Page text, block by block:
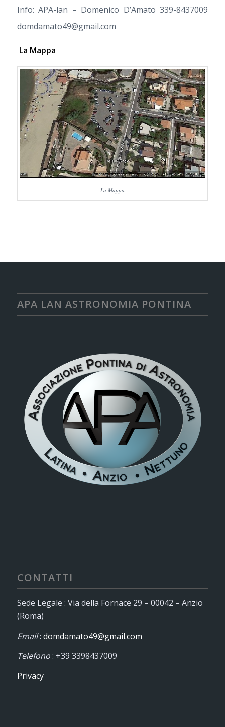
Info: APA-lan – Domenico D’Amato 339-8437009
domdamato49@gmail.com
La Mappa
La Mappa
APA LAN ASTRONOMIA PONTINA
CONTATTI
Sede Legale : Via della Fornace 29 – 00042 – Anzio
(Roma)
Email: domdamato49@gmail.com
Telefono: +39 3398437009
Privacy